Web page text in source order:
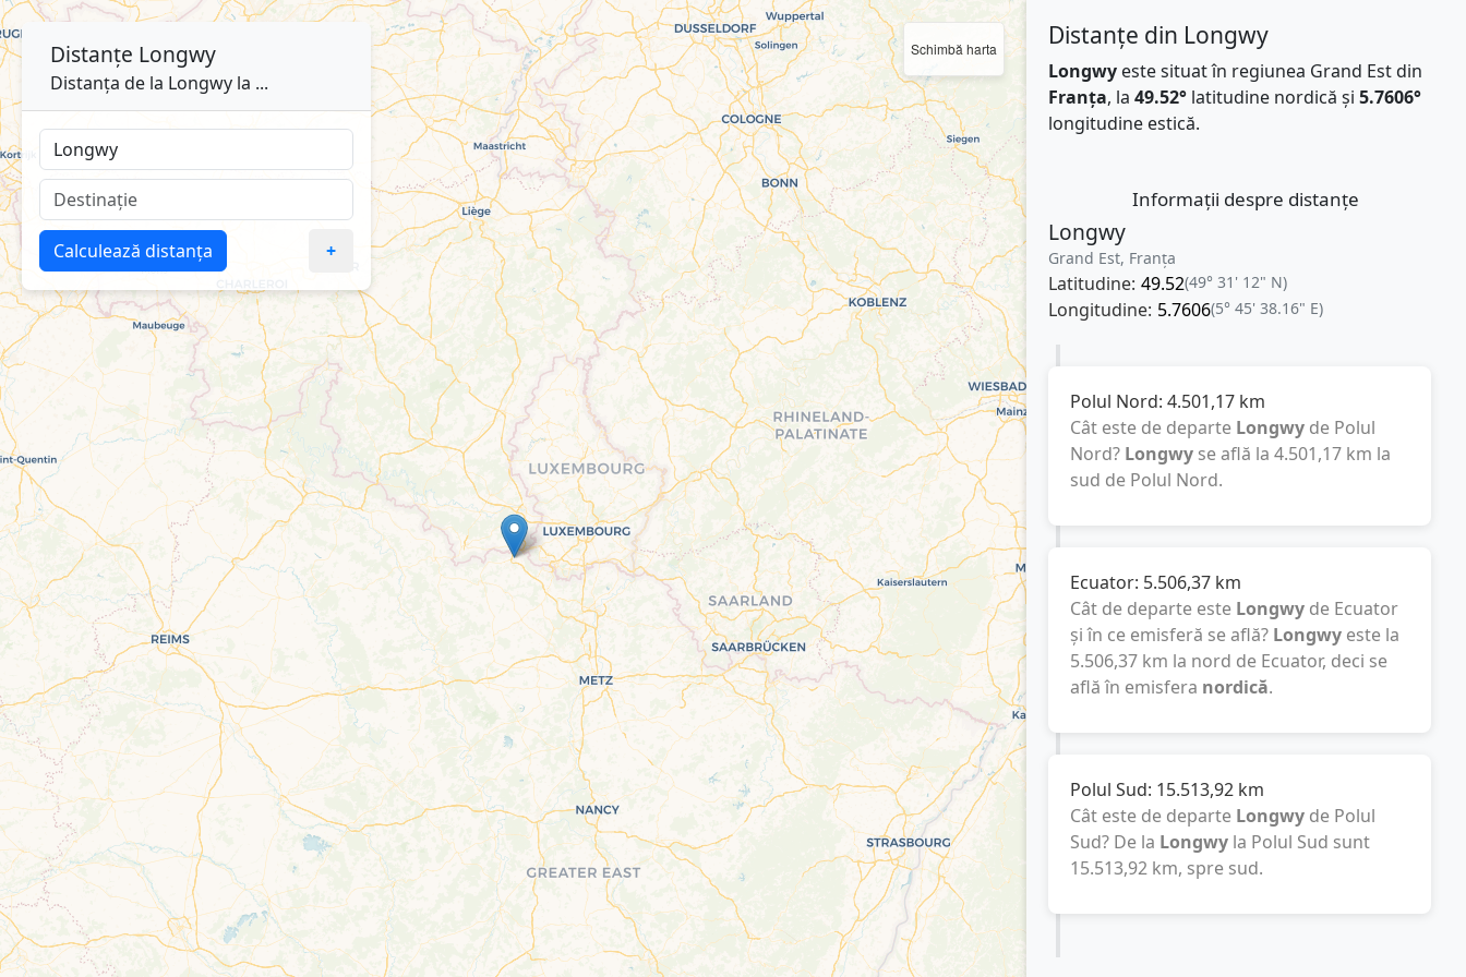
Schimbă harta Distanțe din Longwy
Longwyeste situat în regiunea Grand Est din
Franţa, la 49.52°latitudine nordică și 5.7606°
longitudine estică.
Informații despre distanțe
Longwy
Grand Est, Franţa
Latitudine: 49.52(49° 31' 12" N)
Longitudine: 5.7606(5° 45' 38.16" E)
Polul Nord: 4.501,17 km
Cât este de departe Longwyde Polul
Nord? Longwyse află la 4.501,17 km la
sud de Polul Nord.
Ecuator: 5.506,37 km
Cât de departe este Longwyde Ecuator
și în ce emisferă se află? Longwyeste la
5.506,37 km la nord de Ecuator, deci se
află în emisfera nordică.
Polul Sud: 15.513,92 km
Cât este de departe Longwyde Polul
Sud? De la Longwyla Polul Sud sunt
15.513,92 km, spre sud.
Distanțe Longwy
Distanța de la Longwy la ...
Calculează distanța +